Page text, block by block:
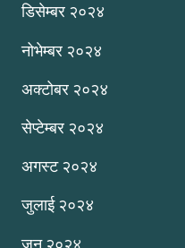
डिसेम्बर २०२४
नोभेम्बर २०२४
अक्टोबर २०२४
सेप्टेम्बर २०२४
अगस्ट २०२४
जुलाई २०२४
जुन २०२४